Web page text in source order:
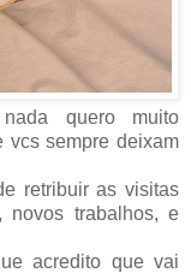
quero muito
vcs sempre deixam
retribuir as visitas
novos trabalhos, e
acredito que vai